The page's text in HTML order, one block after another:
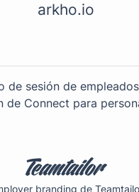
arkho.io
de sesión de
de Connect para
branding de